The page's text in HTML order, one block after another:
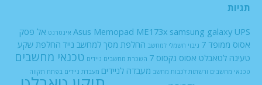
תגיות
Asus Memopad ME173x samsung galaxy UPS אינטרנט אל פסק
אסוס ממופד 7
גיבוי חשמלי למחשב החלפת מסך למחשב נייד החלפת שקע
טעינה לטאבלט אסוס נקסוס 7
השכרת מחשבים ניידים טכנאי מחשבים
טכנאי מחשבים ורשתות לכבות מחשב מעבדה לניידים מעבדת ניידים בפתח תקווה